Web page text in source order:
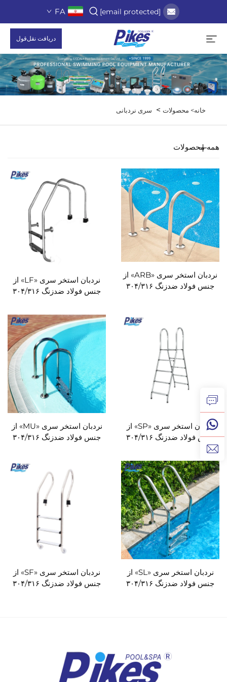
[email protected]
FA
دریافت نقل‌قول
خانه> محصولات> سری نردبانی
همه محصولات
نردبان استخر سری «ARB» از
جنس فولاد ضدزنگ ۳۰۴/۳۱۶
نردبان استخر سری «LF» از
جنس فولاد ضدزنگ ۳۰۴/۳۱۶
نردبان استخر سری «SP» از
جنس فولاد ضدزنگ ۳۰۴/۳۱۶
نردبان استخر سری «MU» از
جنس فولاد ضدزنگ ۳۰۴/۳۱۶
نردبان استخر سری «SL» از
جنس فولاد ضدزنگ ۳۰۴/۳۱۶
نردبان استخر سری «SF» از
جنس فولاد ضدزنگ ۳۰۴/۳۱۶